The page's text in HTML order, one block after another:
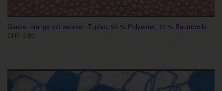
Gauze, orange mit weissen Tupfen, 90 % Polyester, 10 % Baumwolle
CHF 0.80